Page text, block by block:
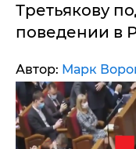
​Третьякову
поведении в
Автор: Марк